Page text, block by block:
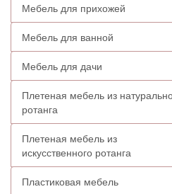
Мебель для прихожей
Мебель для ванной
Мебель для дачи
Плетеная мебель из
ротанга
Плетеная мебель из
искусственного ротанга
Пластиковая мебель